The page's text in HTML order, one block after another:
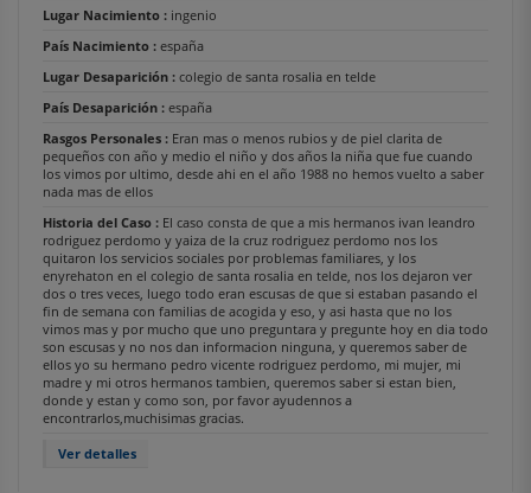
Lugar Nacimiento : ingenio
País Nacimiento : españa
Lugar Desaparición : colegio de santa rosalia en telde
País Desaparición : españa
Rasgos Personales : Eran mas o menos rubios y de piel clarita de
pequeños con año y medio el niño y dos años la niña que fue cuando
los vimos por ultimo, desde ahi en el año 1988 no hemos vuelto a saber
nada mas de ellos
Historia del Caso : El caso consta de que a mis hermanos ivan leandro
rodriguez perdomo y yaiza de la cruz rodriguez perdomo nos los
quitaron los servicios sociales por problemas familiares, y los
enyrehaton en el colegio de santa rosalia en telde, nos los dejaron ver
dos o tres veces, luego todo eran escusas de que si estaban pasando el
fin de semana con familias de acogida y eso, y asi hasta que no los
vimos mas y por mucho que uno preguntara y pregunte hoy en dia todo
son escusas y no nos dan informacion ninguna, y queremos saber de
ellos yo su hermano pedro vicente rodriguez perdomo, mi mujer, mi
madre y mi otros hermanos tambien, queremos saber si estan bien,
donde y estan y como son, por favor ayudennos a
encontrarlos,muchisimas gracias.
Ver detalles